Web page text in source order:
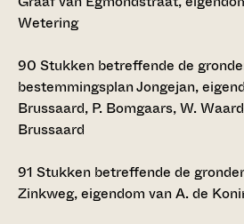
Wetering
90 Stukken betreffende de
bestemmingsplan Jongejan,
Brussaard, P. Bomgaars, W.
Brussaard
91 Stukken betreffende de
Zinkweg, eigendom van A. de